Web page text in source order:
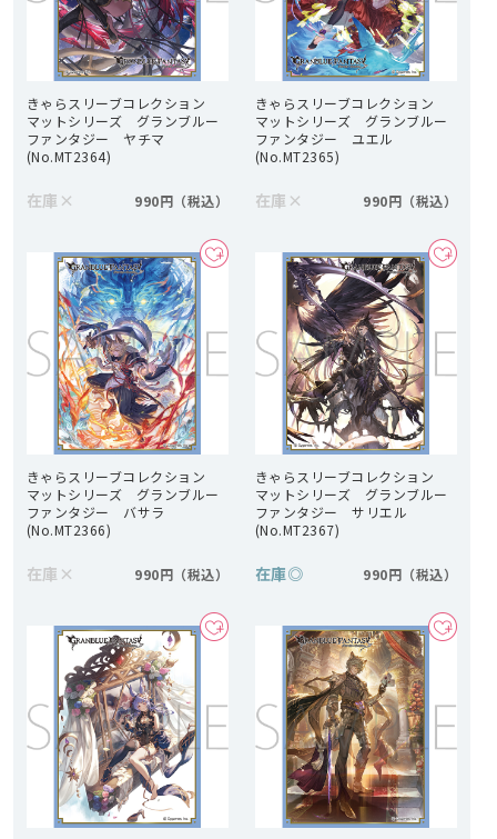
きゃらスリーブコレクション
マットシリーズ グランブルー
ファンタジー ヤチマ
(No.MT2364)
在庫 × 990円
きゃらスリーブコレクション
マットシリーズ グランブルー
ファンタジー ユエル
(No.MT2365)
在庫 × 990円
きゃらスリーブコレクション
マットシリーズ グランブルー
ファンタジー バサラ
(No.MT2366)
在庫 × 990円
きゃらスリーブコレクション
マットシリーズ グランブルー
ファンタジー サリエル
(No.MT2367)
在庫◎ 990円